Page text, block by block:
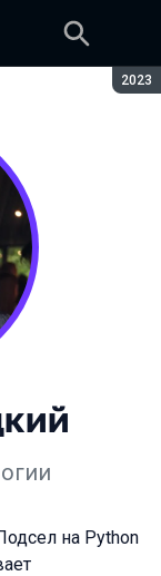
2023
на Python